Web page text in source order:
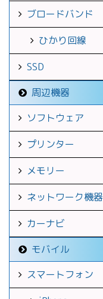
ブロードバンド
ひかり回線
SSD
周辺機器
ソフトウェア
プリンター
メモリー
ネットワーク機器
カーナビ
モバイル
スマートフォン